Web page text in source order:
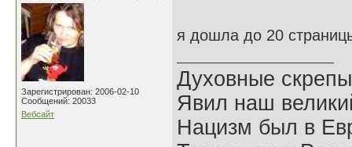
Зарегистрирован: 2006-02-10
Сообщений: 20033
Вебсайт
я дошла до 20
Духовные
Явил наш
Нацизм был в